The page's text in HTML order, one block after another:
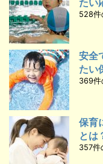
528件
安全
たい
369件
保育
とは
357件